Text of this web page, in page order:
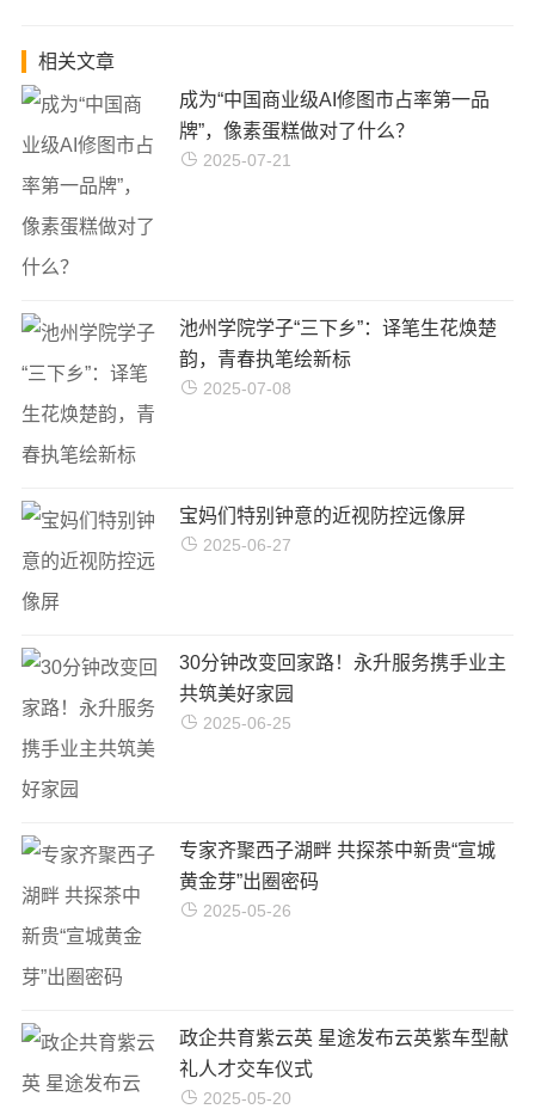
相关文章
成为“中国商业级AI修图市占率第一品
牌”，像素蛋糕做对了什么？
2025-07-21
池州学院学子“三下乡”：译笔生花焕楚
韵，青春执笔绘新标
2025-07-08
宝妈们特别钟意的近视防控远像屏
2025-06-27
30分钟改变回家路！永升服务携手业主
共筑美好家园
2025-06-25
专家齐聚西子湖畔 共探茶中新贵“宣城
黄金芽”出圈密码
2025-05-26
‌政企共育紫云英 星途发布云英紫车型献
礼人才交车仪式
2025-05-20